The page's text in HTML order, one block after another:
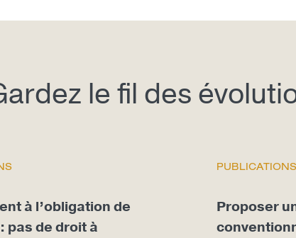
le fil des
à l’obligation de
pas de droit à
PUBLICATIONS
Proposer